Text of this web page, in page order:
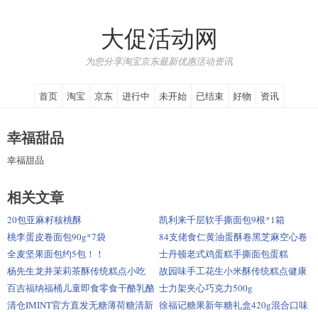
大促活动网
为您分享淘宝京东最新优惠活动资讯
首页 淘宝 京东 进行中 未开始 已结束 好物 资讯
幸福甜品
幸福甜品
相关文章
20包亚麻籽核桃酥
凯利来千层软手撕面包9根*1箱
桃李蛋皮卷面包90g*7袋
84支佬食仁黄油蛋酥卷黑芝麻空心卷
整箱
全麦坚果面包约5包！！
士丹顿老式鸡蛋糕手撕面包蛋糕
杨先生龙井茉莉茶酥传统糕点小吃
故园味手工花生小米酥传统糕点健康
零食
百吉福纳福桶儿童即食零食干酪乳酪
优选批发
士力架夹心巧克力500g
清仓IMINT官方直发无糖薄荷糖清新 徐福记糖果新年糖礼盒420g混合口味